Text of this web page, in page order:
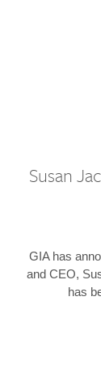
Susan
GIA has
and CEO,
has